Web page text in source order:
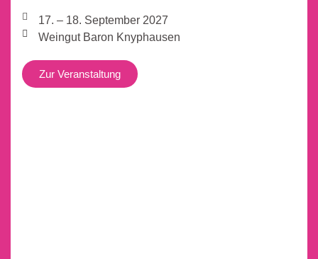
17. – 18. September 2027
Weingut Baron Knyphausen
Zur Veranstaltung